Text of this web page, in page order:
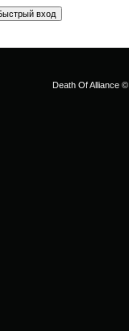
Death Of Alliance